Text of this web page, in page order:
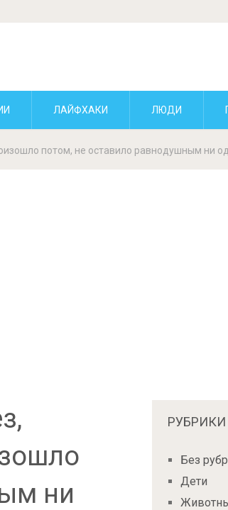
ЛАЙФХАКИ ЛЮДИ
потом, не оставило равнодушным ни
ни
РУБРИКИ
Без
Дети